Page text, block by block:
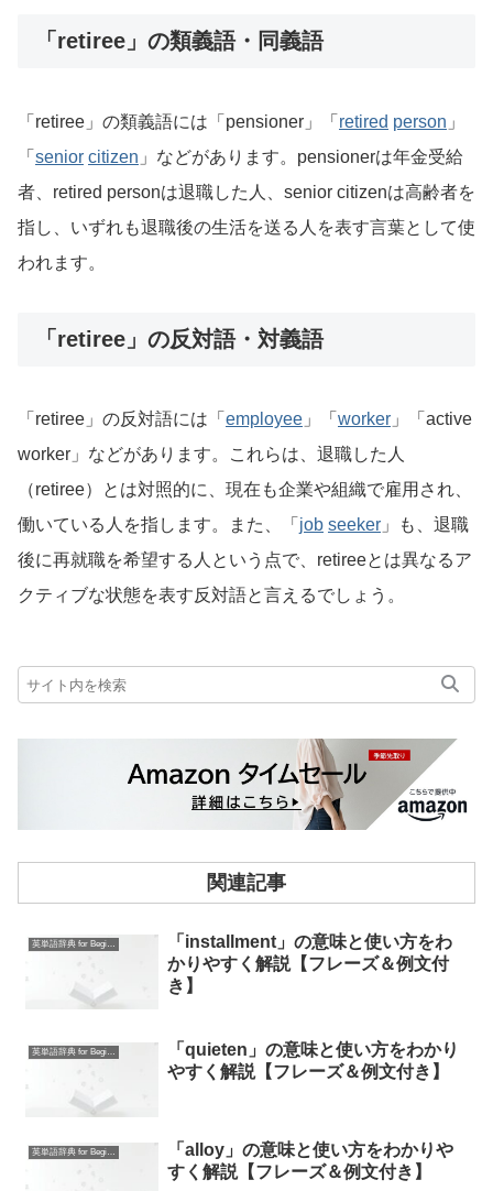
「retiree」の類義語・同義語
「retiree」の類義語には「pensioner」「 retired person 」
「 senior citizen 」などがあります。pensionerは年金受給
者、retired personは退職した人、senior citizenは高齢者を
指し、いずれも退職後の生活を送る人を表す言葉として使
われます。
「retiree」の反対語・対義語
「retiree」の反対語には「 employee 」「 worker 」「active
worker」などがあります。これらは、退職した人
（retiree）とは対照的に、現在も企業や組織で雇用され、
働いている人を指します。また、「 job seeker 」も、退職
後に再就職を希望する人という点で、retireeとは異なるア
クティブな状態を表す反対語と言えるでしょう。
関連記事
英単語辞典 for Beginners
「installment」の意味と使い方をわ
かりやすく解説【フレーズ＆例文付
き】
英単語辞典 for Beginners
「quieten」の意味と使い方をわかり
やすく解説【フレーズ＆例文付き】
英単語辞典 for Beginners
「alloy」の意味と使い方をわかりや
すく解説【フレーズ＆例文付き】